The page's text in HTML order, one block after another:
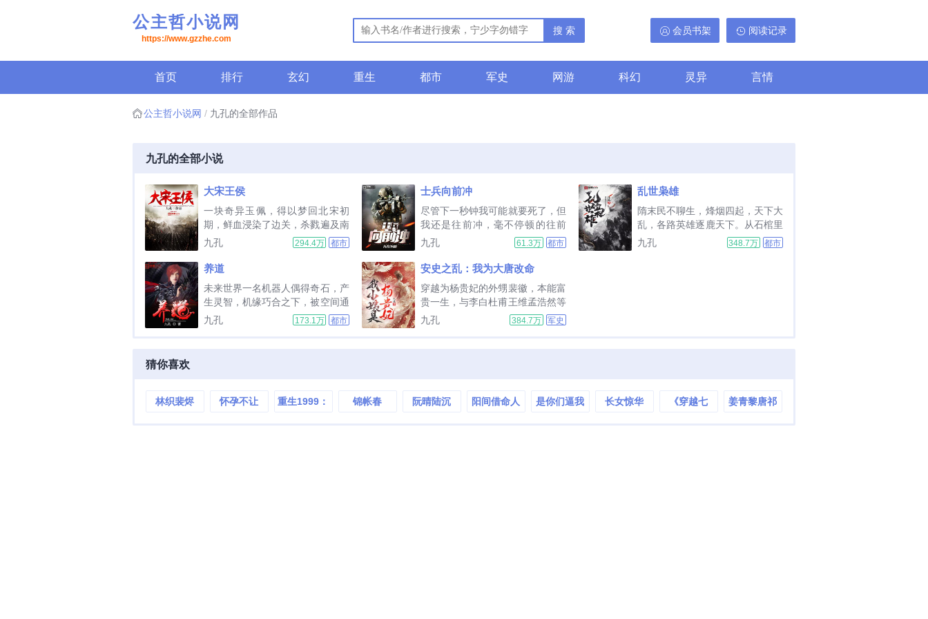
公主哲小说网
https://www.gzzhe.com
阅读记录
会员书架
搜 索
首页 排行 玄幻 重生 都市 军史 网游 科幻 灵异 言情
公主哲小说网 九孔的全部作品
九孔的全部小说
大宋王侯
一块奇异玉佩，得以梦回北宋初
期，鲜血浸染了边关，杀戮遍及南
北，华夏江山四分五裂，异族的铁
憾何结？我的故事只有金戈铁马的
官场争斗的惊心动魄，儿...
九孔 294.4万 都市
士兵向前冲
尽管下一秒钟我可能就要死了，但
我还是往前冲，毫不停顿的往前
冲，因为我是一名军人。当敌人出
停止跳动，时间和空间仿佛都凝固
为他是敌人，而我是士兵中...
九孔 61.3万 都市
乱世枭雄
隋末民不聊生，烽烟四起，天下大
乱，各路英雄逐鹿天下。从石棺里
面爬出的枭雄，魂系千年，黄沙百
九孔 348.7万 都市
养道
未来世界一名机器人偶得奇石，产
生灵智，机缘巧合之下，被空间通
道传送到异界，稀里糊涂被一群凡
九孔 173.1万 都市
安史之乱：我为大唐改命
穿越为杨贵妃的外甥裴徽，本能富
贵一生，与李白杜甫王维孟浩然等
饮酒作诗，与小姨杨贵妃打麻将。
九孔 384.7万 军史
猜你喜欢
林织裴烬
怀孕不让
重生1999：
锦帐春 阮晴陆沉 阳间借命人
是你们逼我
长女惊华
《穿越七
姜青黎唐祁